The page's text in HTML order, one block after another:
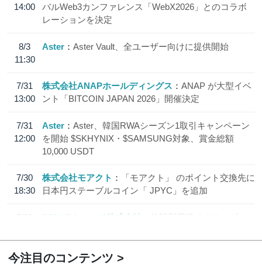
14:00
バルWeb3カンファレンス「WebX2026」とのコラボ
レーションを決定
8/3
11:30
Aster Aster Vault、全ユーザー向けに提供開始
7/31
13:00
株式会社ANAPホールディングス
ANAP が大型イベ
ント「BITCOIN JAPAN 2026」開催決定
7/31
12:00
Aster
Aster、韓国RWAシーズン1取引キャンペーン
を開始 $SKHYNIX・$SAMSUNG対象、賞金総額
10,000 USDT
7/30
18:30
株式会社モアクト
「モアクト」 のポイント交換先に
日本円ステーブルコイン「 JPYC」を追加
7/29
SBI VCトレード株式会社
信託型円建てステーブル
今注目のコンテンツ